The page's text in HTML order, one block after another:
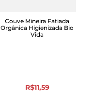
Couve Mineira Fatiada
Orgânica Higienizada Bio
Vida
R$11,59